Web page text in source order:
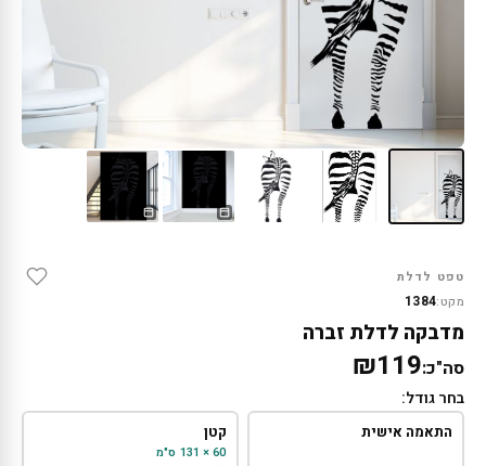
טפט לדלת
מקט:1384
מדבקה לדלת זברה
סה"כ:₪119
בחר גודל:
התאמה אישית קטן
60 × 131 ס"מ